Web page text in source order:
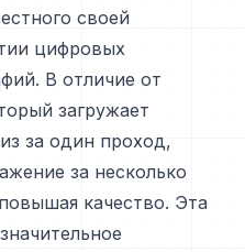
своей
цифровых
В отличие от
загружает
за один проход,
за несколько
качество. Эта